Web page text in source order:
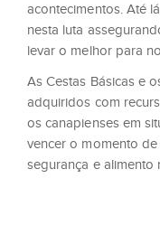
acontecimentos. Até
nesta luta
levar o melhor para
As Cestas Básicas e
adquiridos com
os canapienses em
vencer o momento
segurança e alimento